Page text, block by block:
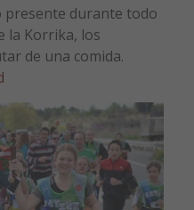
presente durante todo
la Korrika, los
de una comida.